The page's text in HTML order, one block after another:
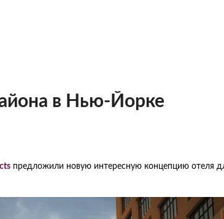
в Нью-Йорке
предложили новую интересную концепцию отеля